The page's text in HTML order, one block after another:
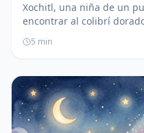
Xochitl, una niña de un
encontrar al colibrí
encontrarlo, recibe un
llenan su comunidad de
5 min